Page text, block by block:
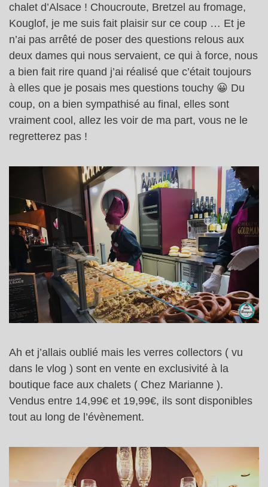
chalet d’Alsace ! Choucroute, Bretzel au fromage,
Kouglof, je me suis fait plaisir sur ce coup … Et je
n’ai pas arrêté de poser des questions relous aux
deux dames qui nous servaient, ce qui à force, nous
a bien fait rire quand j’ai réalisé que c’était toujours
à elles que je posais mes questions touchy 😀 Du
coup, on a bien sympathisé au final, elles sont
vraiment cool, allez les voir de ma part, vous ne le
regretterez pas !
Ah et j’allais oublié mais les verres collectors ( vu
dans le vlog ) sont en vente en exclusivité à la
boutique face aux chalets ( Chez Marianne ).
Vendus entre 14,99€ et 19,99€, ils sont disponibles
tout au long de l’évènement.